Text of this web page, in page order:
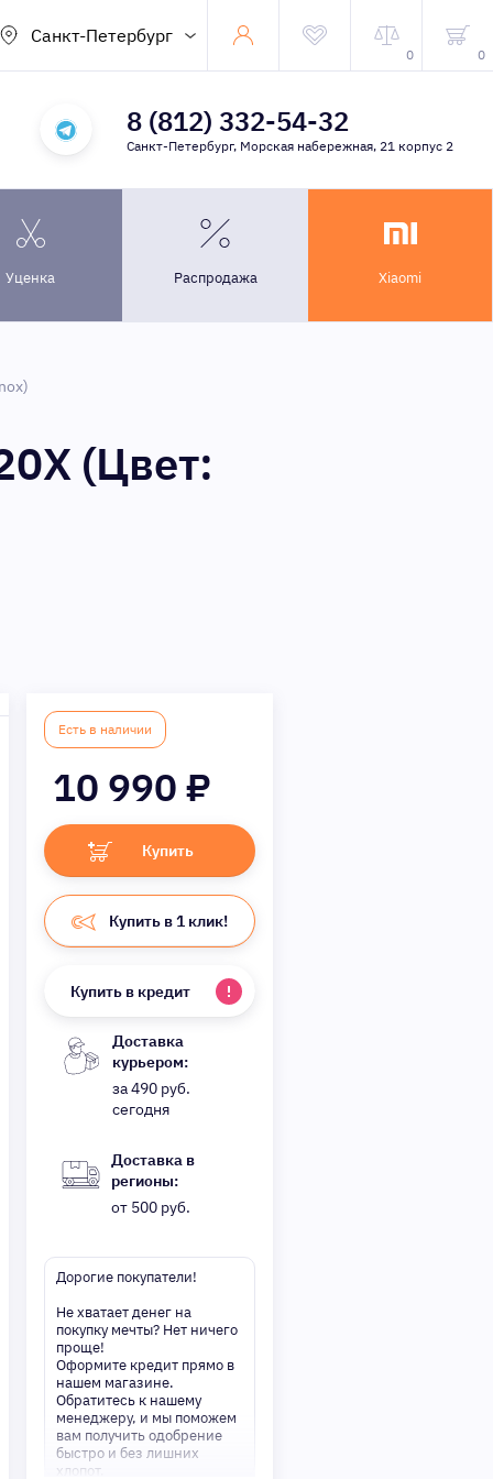
Санкт-Петербург
0 0
8 (812) 332-54-32
Санкт-Петербург, Морская набережная, 21 корпус 2
Уценка Распродажа Xiaomi
(Цвет:
Есть в наличии
10 990₽
Купить
Купить в 1 клик!
Купить в кредит
Доставка
курьером:
за 490 руб.
сегодня
Доставка в
регионы:
от 500 руб.
Дорогие покупатели!
Не хватает денег на
покупку мечты? Нет ничего
проще!
Оформите кредит прямо в
нашем магазине.
Обратитесь к нашему
менеджеру, и мы поможем
вам получить одобрение
быстро и без лишних
хлопот.